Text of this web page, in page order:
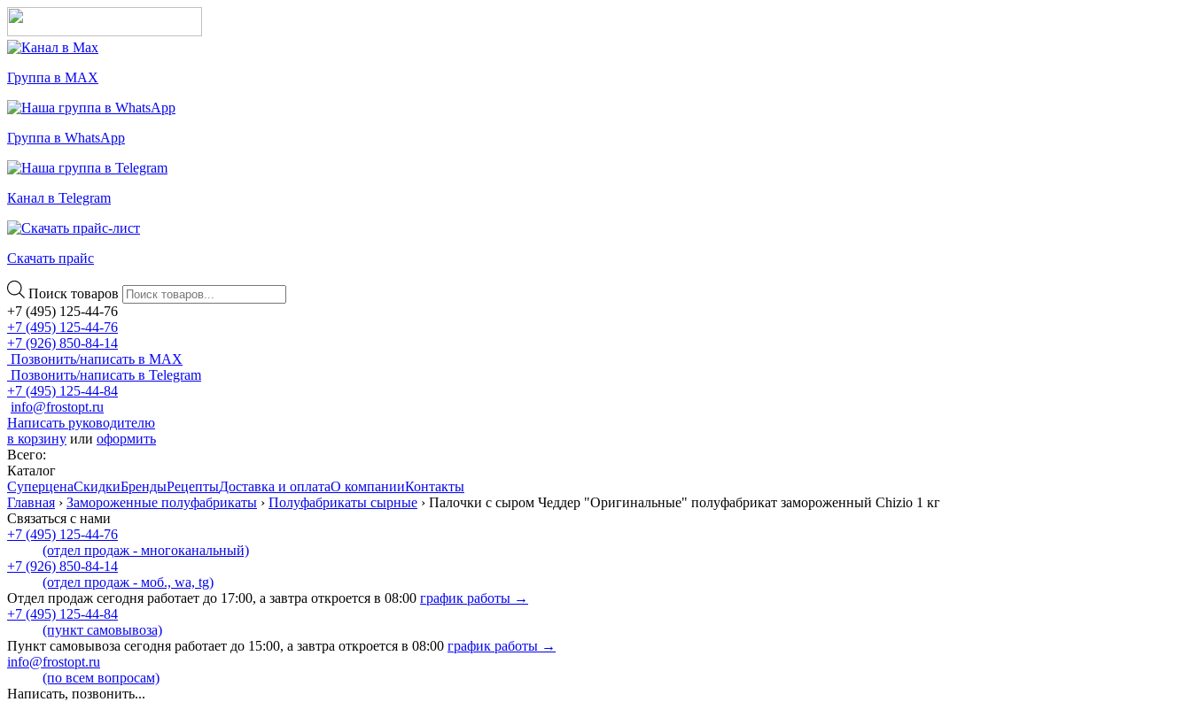
Группа в MAX
Группа в WhatsApp
Канал в Telegram
Скачать прайс
Поиск товаров
+7 (495) 125-44-76
+7 (495) 125-44-76
+7 (926) 850-84-14
Позвонить/написать в MAX
Позвонить/написать в Telegram
+7 (495) 125-44-84
info@frostopt.ru
Написать руководителю
в корзину или оформить
Всего:
Каталог
СуперценаСкидкиБрендыРецептыДоставка и оплатаО компанииКонтакты
Главная › Замороженные полуфабрикаты › Полуфабрикаты сырные › Палочки с сыром Чеддер "Оригинальные" полуфабрикат замороженный Chizio 1 кг
Связаться с нами
+7 (495) 125-44-76
(отдел продаж - многоканальный)
+7 (926) 850-84-14
(отдел продаж - моб., wa, tg)
Отдел продаж сегодня работает до 17:00, а завтра откроется в 08:00 график работы →
+7 (495) 125-44-84
(пункт самовывоза)
Пункт самовывоза сегодня работает до 15:00, а завтра откроется в 08:00 график работы →
info@frostopt.ru
(по всем вопросам)
Написать, позвонить...